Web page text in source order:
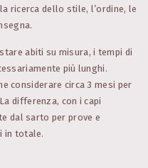
ricerca dello stile, l’ordine, le
abiti su misura, i tempi di
più lunghi.
considerare circa 3 mesi per
differenza, con i capi
dal sarto per prove e
in totale.